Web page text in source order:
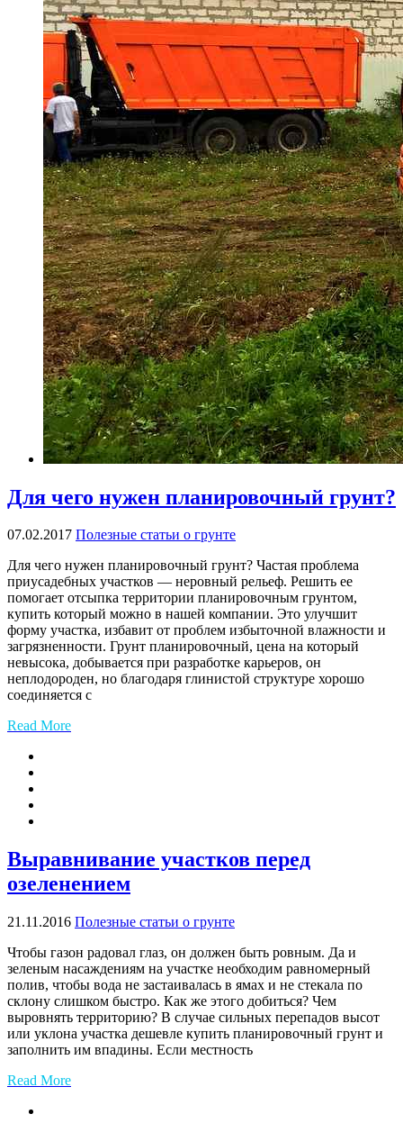
Для чего нужен планировочный грунт?
07.02.2017 Полезные статьи о грунте
Для чего нужен планировочный грунт? Частая проблема
приусадебных участков — неровный рельеф. Решить ее
помогает отсыпка территории планировочным грунтом,
купить который можно в нашей компании. Это улучшит
форму участка, избавит от проблем избыточной влажности и
загрязненности. Грунт планировочный, цена на который
невысока, добывается при разработке карьеров, он
неплодороден, но благодаря глинистой структуре хорошо
соединяется с
Read More
Выравнивание участков перед
озеленением
21.11.2016 Полезные статьи о грунте
Чтобы газон радовал глаз, он должен быть ровным. Да и
зеленым насаждениям на участке необходим равномерный
полив, чтобы вода не застаивалась в ямах и не стекала по
склону слишком быстро. Как же этого добиться? Чем
выровнять территорию? В случае сильных перепадов высот
или уклона участка дешевле купить планировочный грунт и
заполнить им впадины. Если местность
Read More